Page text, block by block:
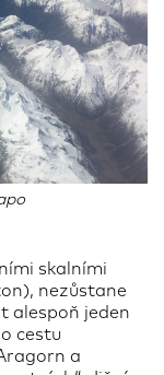
skalními
nezůstane
alespoň jeden
cestu
a